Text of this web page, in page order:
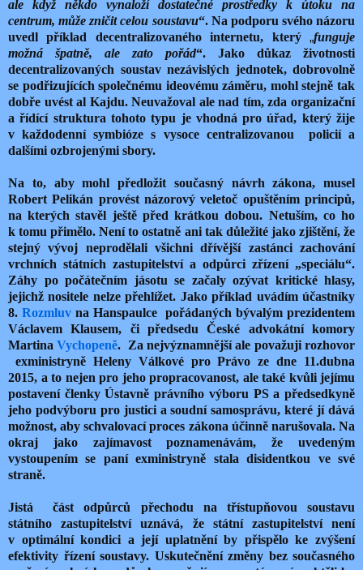
ale když někdo vynaloží dostatečné prostředky k útoku na
centrum, může zničit celou soustavu“. Na podporu svého názoru
uvedl příklad decentralizovaného internetu, který„funguje
možná špatně, ale zato pořád“. Jako důkaz životnosti
decentralizovaných soustav nezávislých jednotek, dobrovolně
se podřizujících společnému ideovému záměru, mohl stejně tak
dobře uvést al Kajdu. Neuvažoval ale nad tím, zda organizační
a řídící struktura tohoto typu je vhodná pro úřad, který žije
v každodenní symbióze s vysoce centralizovanou policií a
dalšími ozbrojenými sbory.
Na to, aby mohl předložit současný návrh zákona, musel
Robert Pelikán provést názorový veletoč opuštěním principů,
na kterých stavěl ještě před krátkou dobou. Netuším, co ho
k tomu přimělo. Není to ostatně ani tak důležité jako zjištění, že
stejný vývoj neprodělali všichni dřívější zastánci zachování
vrchních státních zastupitelství a odpůrci zřízení „speciálu“.
Záhy po počátečním jásotu se začaly ozývat kritické hlasy,
jejichž nositele nelze přehlížet. Jako příklad uvádím účastníky
8. Rozmluv na Hanspaulce pořádaných bývalým prezidentem
Václavem Klausem, či předsedu České advokátní komory
MartinaVychopeně. Za nejvýznamnější ale považuji rozhovor
exministryně Heleny Válkové pro Právo ze dne 11.dubna
2015, a to nejen pro jeho propracovanost, ale také kvůli jejímu
postavení členky Ústavně právního výboru PS a předsedkyně
jeho podvýboru pro justici a soudní samosprávu, které jí dává
možnost, aby schvalovací proces zákona účinně narušovala. Na
okraj jako zajímavost poznamenávám, že uvedeným
vystoupením se paní exministryně stala disidentkou ve své
straně.
Jistá část odpůrců přechodu na třístupňovou soustavu
státního zastupitelství uznává, že státní zastupitelství není
v optimální kondici a její uplatnění by přispělo ke zvýšení
efektivity řízení soustavy. Uskutečnění změny bez současného